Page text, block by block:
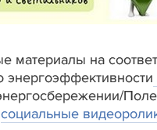
материалы на
энергоэффективности
социальные